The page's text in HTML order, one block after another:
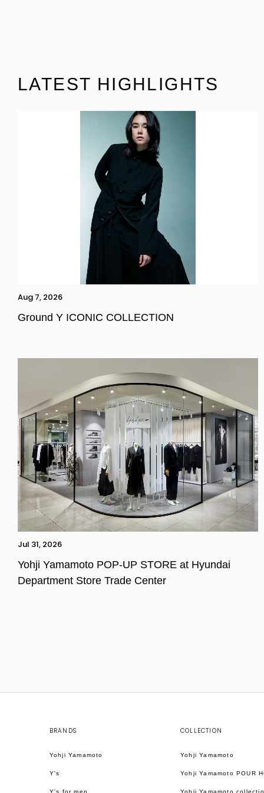
LATEST HIGHLIGHTS
Aug 7, 2026
Ground Y ICONIC COLLECTION
Jul 31, 2026
Yohji Yamamoto POP-UP STORE at Hyundai
Department Store Trade Center
BRANDS
Yohji Yamamoto
Y's
Y's for men
COLLECTION
Yohji Yamamoto
Yohji Yamamoto POUR
Yohji Yamamoto